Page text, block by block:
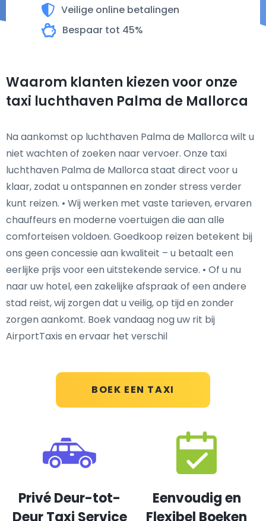
Veilige online betalingen
Bespaar tot 45%
BOEK EEN TAXI
Waarom klanten kiezen voor onze
taxi luchthaven Palma de Mallorca
Na aankomst op luchthaven Palma de Mallorca wilt u
niet wachten of zoeken naar vervoer. Onze taxi
luchthaven Palma de Mallorca staat direct voor u
klaar, zodat u ontspannen en zonder stress verder
kunt reizen. • Wij werken met vaste tarieven, ervaren
chauffeurs en moderne voertuigen die aan alle
comforteisen voldoen. Goedkoop reizen betekent bij
ons geen concessie aan kwaliteit – u betaalt een
eerlijke prijs voor een uitstekende service. • Of u nu
naar uw hotel, een zakelijke afspraak of een andere
stad reist, wij zorgen dat u veilig, op tijd en zonder
zorgen aankomt. Boek vandaag nog uw rit bij
AirportTaxis en ervaar het verschil
Privé Deur-tot-
Deur Taxi Service
Eenvoudig en
Flexibel Boeken